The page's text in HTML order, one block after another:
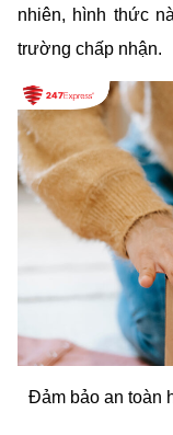
nhiên, hình thức
trường chấp nhận.
Đảm bảo an toàn